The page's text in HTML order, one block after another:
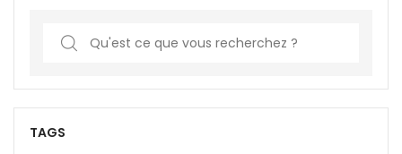
r
c
TAGS